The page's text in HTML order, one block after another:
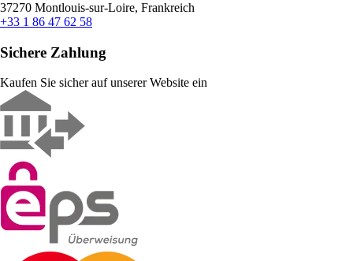
37270 Montlouis-sur-Loire, Frankreich
+33 1 86 47 62 58
Sichere Zahlung
Kaufen Sie sicher auf unserer Website ein